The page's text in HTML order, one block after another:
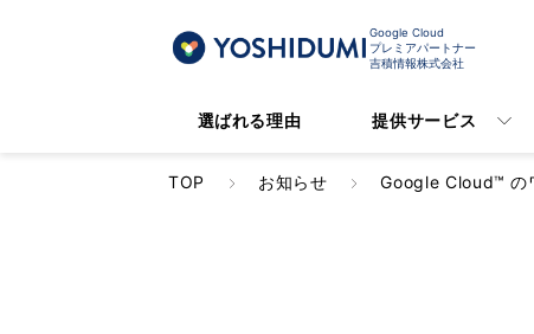
Google Cloud
プレミアパートナー
吉積情報株式会社
選ばれる理由 提供サービス
TOP お知らせ Google Cloud™ の